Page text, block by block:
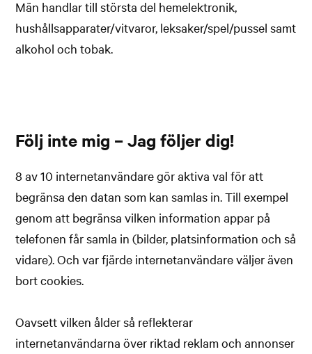
Män handlar till största del hemelektronik,
hushållsapparater/vitvaror, leksaker/spel/pussel samt
alkohol och tobak.
Följ inte mig – Jag följer dig!
8 av 10 internetanvändare gör aktiva val för att
begränsa den datan som kan samlas in. Till exempel
genom att begränsa vilken information appar på
telefonen får samla in (bilder, platsinformation och så
vidare). Och var fjärde internetanvändare väljer även
bort cookies.
Oavsett vilken ålder så reflekterar
internetanvändarna över riktad reklam och annonser